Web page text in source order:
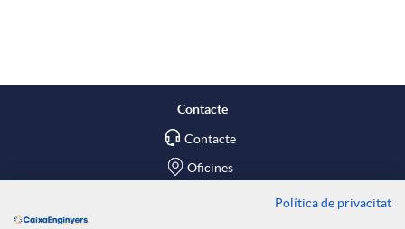
c
n
Contacte
Contacte
Oficines
Política de privacitat